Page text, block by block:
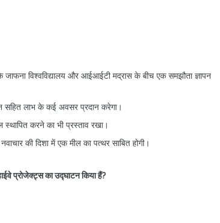
विश्वविद्यालय और आईआईटी मद्रास के बीच एक समझौता ज्ञापन
सहित लाभ के कई अवसर प्रदान करेगा।
करने का भी प्रस्ताव रखा।
की दिशा में एक मील का पत्थर साबित होगी।
प्रोजेक्ट्स का उद्घाटन किया हैं?